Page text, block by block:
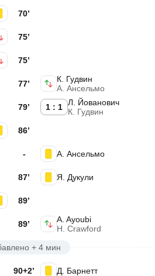
70’
75’
75’
К. Гудвин
A. Ансельмо
77’
1 : 1 Л. Йованович
К. Гудвин
79’
86’
A. Ансельмо
-
Я. Дукули
87’
89’
A. Ayoubi
H. Crawford
89’
+ 4 мин
Д. Барнетт
90+2’